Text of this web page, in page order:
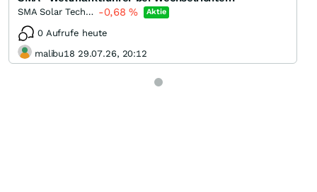
SMA Solar Technology -0,68% Aktie
0 Aufrufe heute
malibu18 29.07.26, 20:12